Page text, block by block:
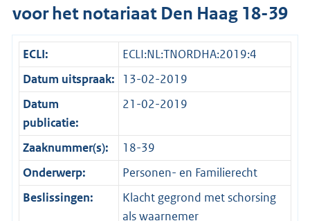
voor het notariaat Den Haag 18-39
ECLI:
ECLI:NL:TNORDHA:2019:4
Datum uitspraak:
13-02-2019
Datum
publicatie:
21-02-2019
Zaaknummer(s):
18-39
Onderwerp:
Personen- en Familierecht
Beslissingen:
Klacht gegrond met schorsing
als waarnemer